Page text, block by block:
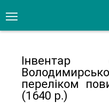
Інвентар
переліком
(1640 р.)